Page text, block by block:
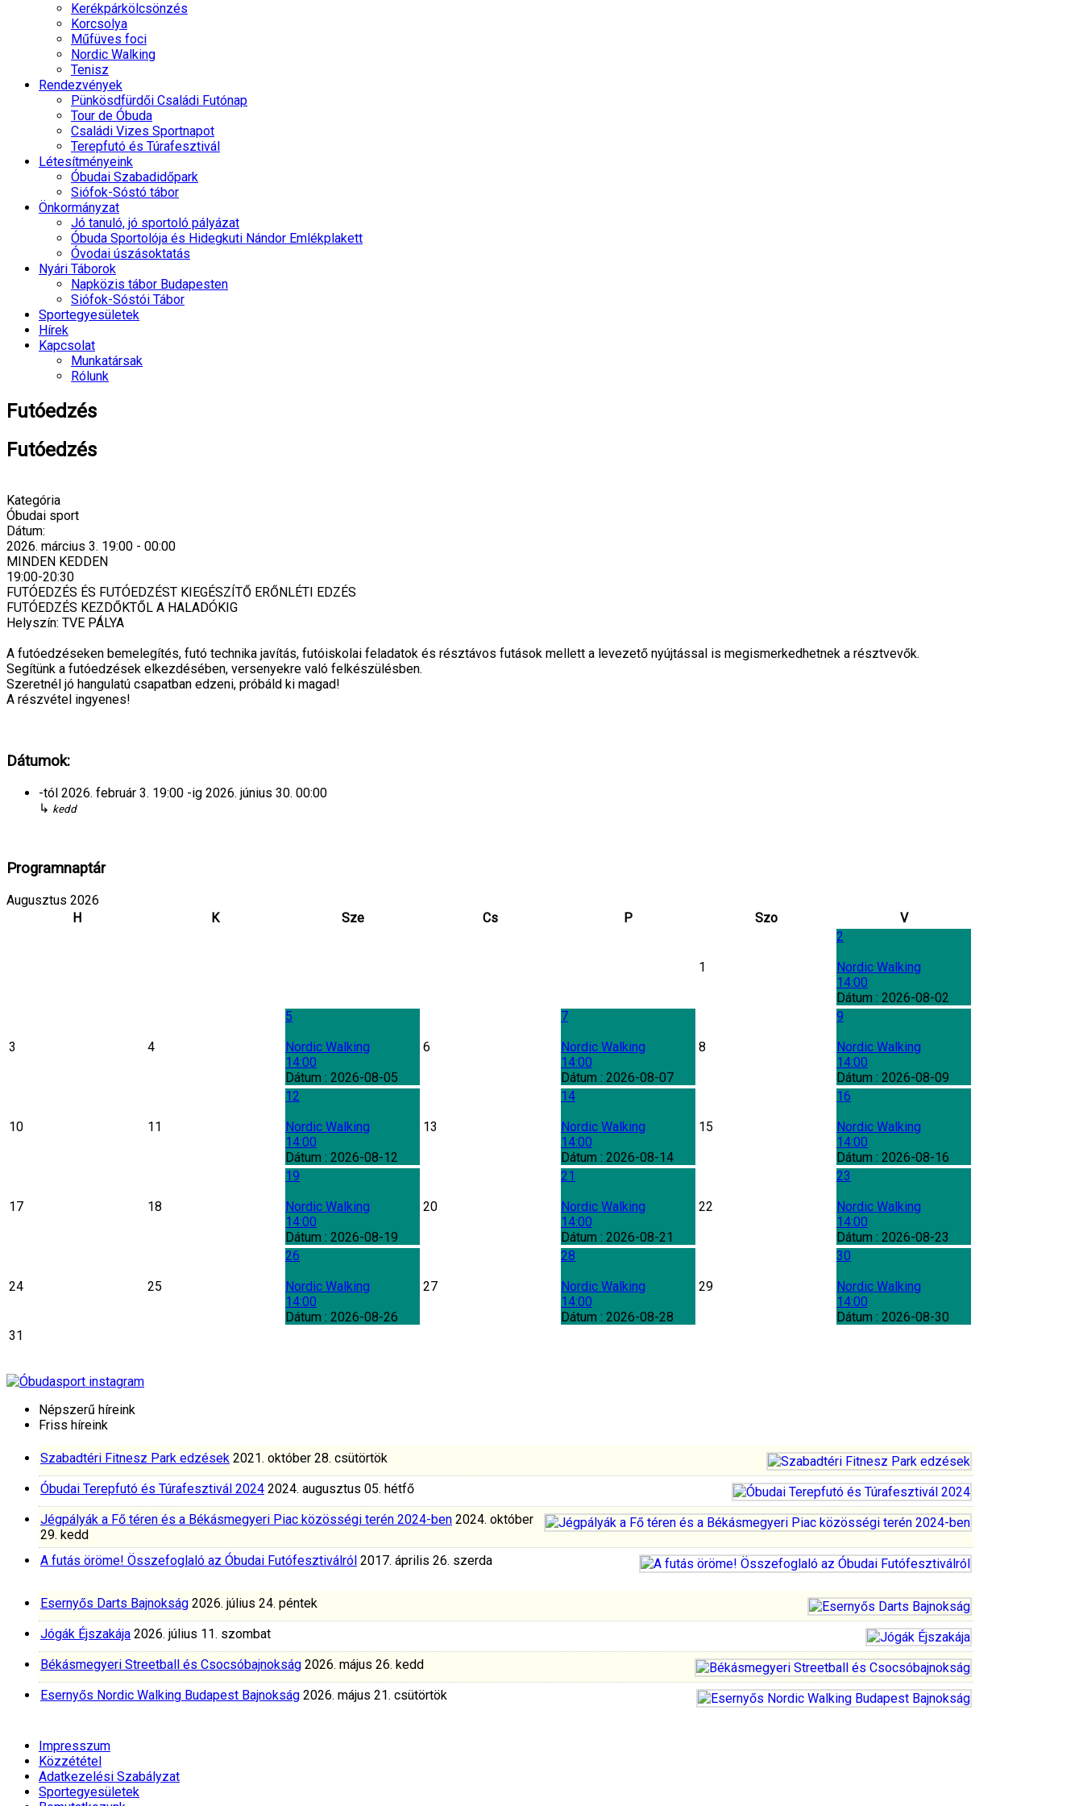
Kerékpárkölcsönzés
Korcsolya
Műfüves foci
Nordic Walking
Tenisz
Rendezvények
Pünkösdfürdői Családi Futónap
Tour de Óbuda
Családi Vizes Sportnapot
Terepfutó és Túrafesztivál
Létesítményeink
Óbudai Szabadidőpark
Siófok-Sóstó tábor
Önkormányzat
Jó tanuló, jó sportoló pályázat
Óbuda Sportolója és Hidegkuti Nándor Emlékplakett
Óvodai úszásoktatás
Nyári Táborok
Napközis tábor Budapesten
Siófok-Sóstói Tábor
Sportegyesületek
Hírek
Kapcsolat
Munkatársak
Rólunk
Futóedzés
Futóedzés
Kategória
Óbudai sport
Dátum:
2026. március 3. 19:00 - 00:00
MINDEN KEDDEN
19:00-20:30
FUTÓEDZÉS ÉS FUTÓEDZÉST KIEGÉSZÍTŐ ERŐNLÉTI EDZÉS
FUTÓEDZÉS KEZDŐKTŐL A HALADÓKIG
Helyszín: TVE PÁLYA
A futóedzéseken bemelegítés, futó technika javítás, futóiskolai feladatok és résztávos futások mellett a levezető nyújtással is megismerkedhetnek a résztvevők.
Segítünk a futóedzések elkezdésében, versenyekre való felkészülésben.
Szeretnél jó hangulatú csapatban edzeni, próbáld ki magad!
A részvétel ingyenes!
Dátumok:
-tól 2026. február 3. 19:00 -ig 2026. június 30. 00:00
↳ kedd
Programnaptár
Augusztus 2026
H
K Sze Cs P Szo V
1
2
Nordic Walking
14:00
Dátum : 2026-08-02
3 4
5
Nordic Walking
14:00
Dátum : 2026-08-05
6
7
Nordic Walking
14:00
Dátum : 2026-08-07
8
9
Nordic Walking
14:00
Dátum : 2026-08-09
10 11
12
Nordic Walking
14:00
Dátum : 2026-08-12
13
14
Nordic Walking
14:00
Dátum : 2026-08-14
15
16
Nordic Walking
14:00
Dátum : 2026-08-16
17 18
19
Nordic Walking
14:00
Dátum : 2026-08-19
20
21
Nordic Walking
14:00
Dátum : 2026-08-21
22
23
Nordic Walking
14:00
Dátum : 2026-08-23
24 25
26
Nordic Walking
14:00
Dátum : 2026-08-26
27
28
Nordic Walking
14:00
Dátum : 2026-08-28
29
30
Nordic Walking
14:00
Dátum : 2026-08-30
31
Népszerű híreink
Friss híreink
Szabadtéri Fitnesz Park edzések 2021. október 28. csütörtök
Óbudai Terepfutó és Túrafesztivál 2024 2024. augusztus 05. hétfő
Jégpályák a Fő téren és a Békásmegyeri Piac közösségi terén 2024-ben 2024. október
29. kedd
A futás öröme! Összefoglaló az Óbudai Futófesztiválról 2017. április 26. szerda
Esernyős Darts Bajnokság 2026. július 24. péntek
Jógák Éjszakája 2026. július 11. szombat
Békásmegyeri Streetball és Csocsóbajnokság 2026. május 26. kedd
Esernyős Nordic Walking Budapest Bajnokság 2026. május 21. csütörtök
Impresszum
Közzététel
Adatkezelési Szabályzat
Sportegyesületek